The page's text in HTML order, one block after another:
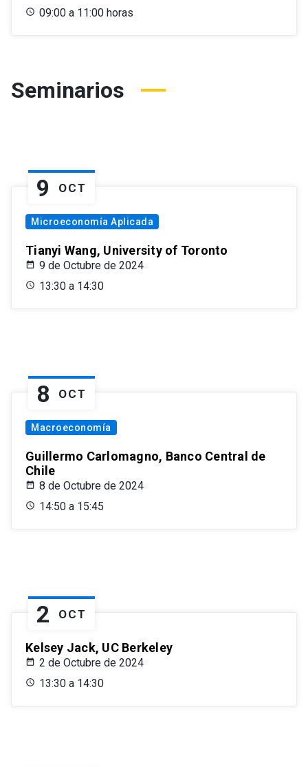
09:00 a 11:00 horas
Seminarios
9 OCT
Microeconomía Aplicada
Tianyi Wang, University of Toronto
9 de Octubre de 2024
13:30 a 14:30
8 OCT
Macroeconomía
Guillermo Carlomagno, Banco Central de
Chile
8 de Octubre de 2024
14:50 a 15:45
2 OCT
Kelsey Jack, UC Berkeley
2 de Octubre de 2024
13:30 a 14:30